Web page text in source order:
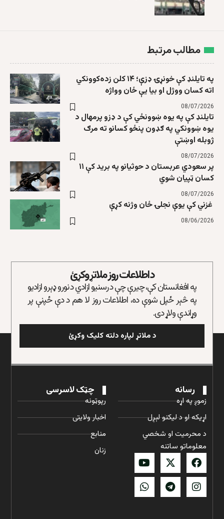
مطالب مرتبط
په تایلنډ کې خونړۍ ډزې؛ ۱۴ کلن زده‌کوونکي
اته کسان ووژل او بیا یې ځان وواژه
08/07/2026
تایلنډ کې په یوه ښوونځي کې د ډزو پرمهال د
یوه ښوونکي په ګډون پنځو کسانو ته مرګ
ژوبله اوښتې
08/07/2026
پر سعودي عربستان د حوثیانو په برید کې ۱۱
کسان ټپیان شوي
08/07/2026
غزني کې یوې نجلۍ ځان وژنه کړې
08/06/2026
د اطلاعات روز ملاتړ وکړئ
په افغانستان کې، چیرې چې د رسنیو ازادي د نورو ډېرو ازادیو
په څېر ځپل شوې ده، اطلاعات روز لا هم د دې ځپنې پر
وړاندې ولاړ دی.
د ملاتړ لپاره دلته کلیک وکړئ
رسانه
زموږ په اړه
اړیکه او د لیکنو لېږل
د محرمیت او شخصي
معلوماتو ساتنه
چټک لاسرسی
رپوټونه
اخبار ولایتی
منابع
زنان